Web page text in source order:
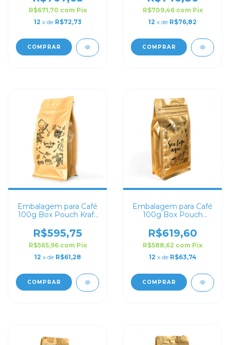
R$671,70 com Pix
12 x de R$72,73
COMPRAR
R$709,46 com Pix
12 x de R$76,82
COMPRAR
Embalagem para Café
100g Box Pouch Kraft
R$595,75
R$565,96 com Pix
12 x de R$61,28
COMPRAR
Embalagem para Café
100g Box Pouch
Personalizada
R$619,60
R$588,62 com Pix
12 x de R$63,74
COMPRAR